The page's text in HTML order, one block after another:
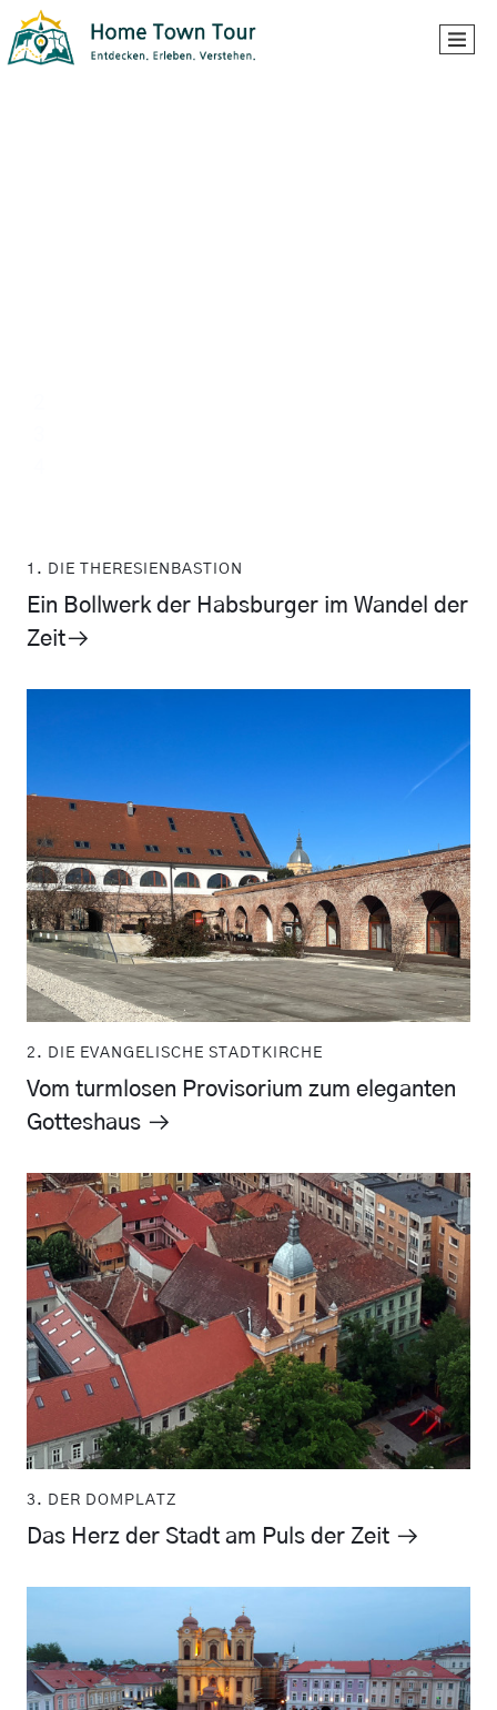
1. DIE THERESIENBASTION
Ein Bollwerk der Habsburger im Wandel der
Zeit
2. DIE EVANGELISCHE STADTKIRCHE
Vom turmlosen Provisorium zum eleganten
Gotteshaus
3. DER DOMPLATZ
Das Herz der Stadt am Puls der Zeit